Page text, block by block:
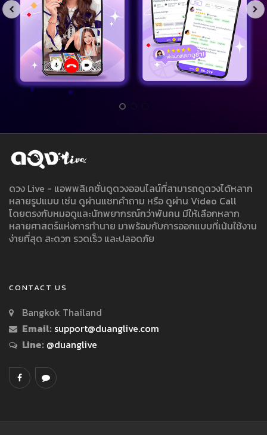
ดวง Live - แอพพลิเคชั่นดูดวงออนไลน์ที่สามารถดูดวงได้หลาก
หลายรูปแบบ เช่น ดูผ่านแชทคำถาม หรือ ดูผ่าน Video Call
โดยตรงกับหมอดูและนักพยากรณ์กว่าพันคน มีให้เลือกหลาก
หลายศาสตร์แห่งการทำนาย มาพร้อมกับการออกแบบที่เน้นใช้งาน
ง่ายที่สุด สะดวก รวดเร็ว และปลอดภัย
CONTACT US
Bangkok Thailand
Email: support@duanglive.com
Line: @duanglive